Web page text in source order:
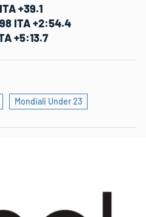
+39.1
ITA +2:54.4
+5:13.7
Mondiali Under 23